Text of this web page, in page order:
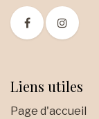
Liens utiles
Page d'accueil